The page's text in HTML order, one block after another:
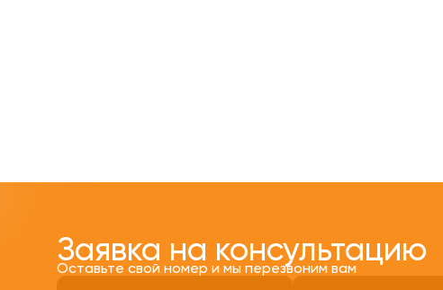
Заявка на консультацию
Оставьте свой номер и мы перезвоним вам